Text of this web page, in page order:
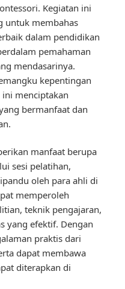
Kegiatan ini
untuk membahas
dalam pendidikan
pemahaman
mendasarinya.
kepentingan
menciptakan
bermanfaat dan
manfaat berupa
sesi pelatihan,
oleh para ahli di
memperoleh
teknik pengajaran,
yang efektif. Dengan
praktis dari
dapat membawa
diterapkan di